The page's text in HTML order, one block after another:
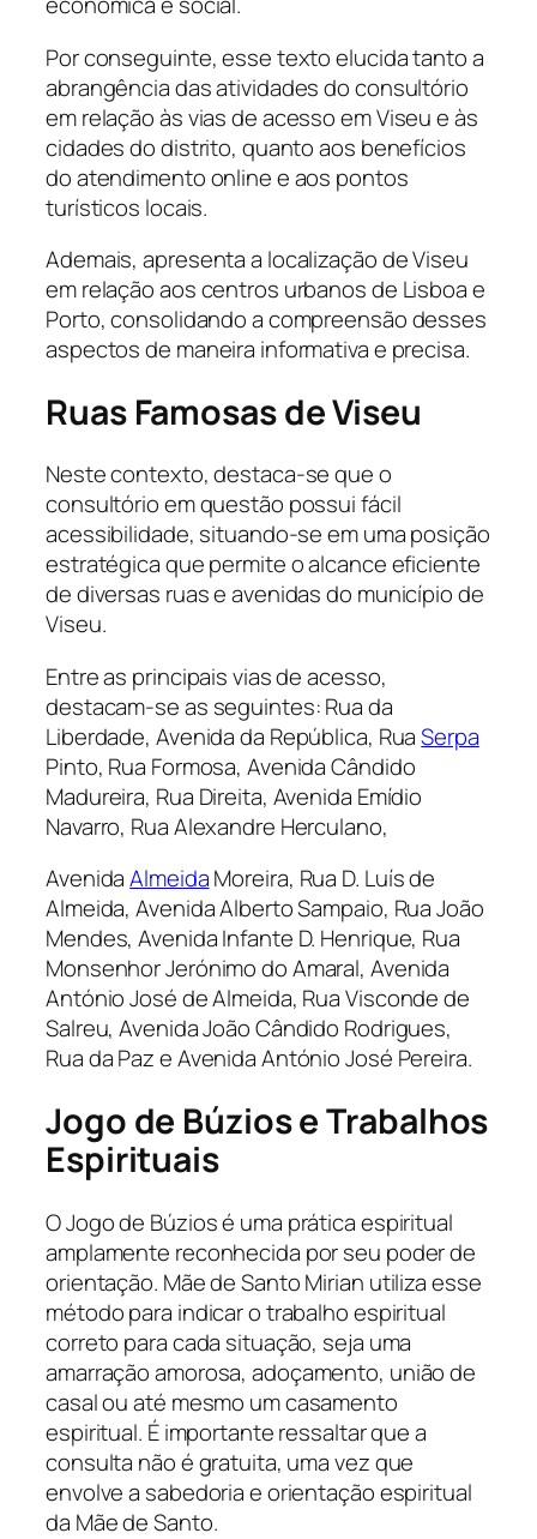
Por conseguinte, esse texto elucida tanto a
abrangência das atividades do consultório
em relação às vias de acesso em Viseu e às
cidades do distrito, quanto aos benefícios
do atendimento online e aos pontos
turísticos locais.
Ademais, apresenta a localização de Viseu
em relação aos centros urbanos de Lisboa e
Porto, consolidando a compreensão desses
aspectos de maneira informativa e precisa.
Ruas Famosas de Viseu
Neste contexto, destaca-se que o
consultório em questão possui fácil
acessibilidade, situando-se em uma posição
estratégica que permite o alcance eficiente
de diversas ruas e avenidas do município de
Viseu.
Entre as principais vias de acesso,
destacam-se as seguintes: Rua da
Liberdade, Avenida da República, RuaSerpa
Pinto, Rua Formosa, Avenida Cândido
Madureira, Rua Direita, Avenida Emídio
Navarro, Rua Alexandre Herculano,
AvenidaAlmeidaMoreira, Rua D. Luís de
Almeida, Avenida Alberto Sampaio, Rua João
Mendes, Avenida Infante D. Henrique, Rua
Monsenhor Jerónimo do Amaral, Avenida
António José de Almeida, Rua Visconde de
Salreu, Avenida João Cândido Rodrigues,
Rua da Paz e Avenida António José Pereira.
Jogo de Búzios e Trabalhos
Espirituais
O Jogo de Búzios é uma prática espiritual
amplamente reconhecida por seu poder de
orientação. Mãe de Santo Mirian utiliza esse
método para indicar o trabalho espiritual
correto para cada situação, seja uma
amarração amorosa, adoçamento, união de
casal ou até mesmo um casamento
espiritual. É importante ressaltar que a
consulta não é gratuita, uma vez que
envolve a sabedoria e orientação espiritual
da Mãe de Santo.